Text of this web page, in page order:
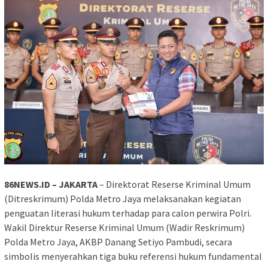
86NEWS.ID – JAKARTA– Direktorat Reserse Kriminal Umum
(Ditreskrimum) Polda Metro Jaya melaksanakan kegiatan
penguatan literasi hukum terhadap para calon perwira Polri.
Wakil Direktur Reserse Kriminal Umum (Wadir Reskrimum)
Polda Metro Jaya, AKBP Danang Setiyo Pambudi, secara
simbolis menyerahkan tiga buku referensi hukum fundamental